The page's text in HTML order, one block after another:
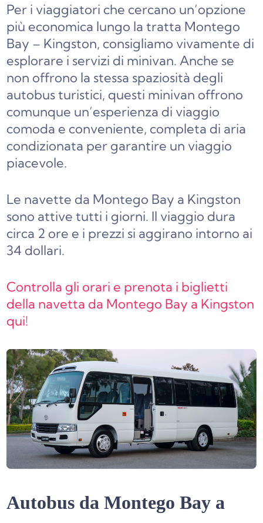
Per i viaggiatori che cercano un’opzione
più economica lungo la tratta Montego
Bay – Kingston, consigliamo vivamente di
esplorare i servizi di minivan. Anche se
non offrono la stessa spaziosità degli
autobus turistici, questi minivan offrono
comunque un’esperienza di viaggio
comoda e conveniente, completa di aria
condizionata per garantire un viaggio
piacevole.
Le navette da Montego Bay a Kingston
sono attive tutti i giorni. Il viaggio dura
circa 2 ore e i prezzi si aggirano intorno ai
34 dollari.
Controlla gli orari e prenota i biglietti
della navetta da Montego Bay a Kingston
qui!
Autobus da Montego Bay a